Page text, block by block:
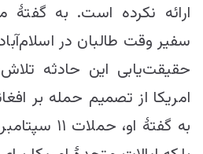
ارائه نکرده است. به گفتۀ
سفیر وقت طالبان در
حقیقت‌یابی این حادثه
امریکا از تصمیم حمله بر
به گفتۀ او،